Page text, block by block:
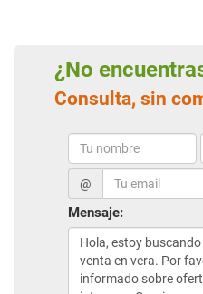
¿No
Consulta, sin
@
Mensaje: